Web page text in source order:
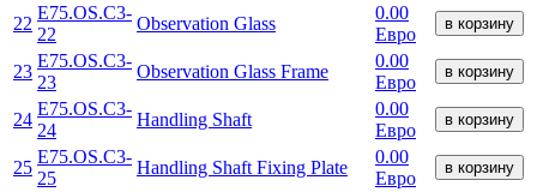
22
E75.OS.C3-
22
Observation Glass
0.00
Евро
в корзину
23
E75.OS.C3-
23
Observation Glass Frame
0.00
Евро
в корзину
24
E75.OS.C3-
24
Handling Shaft
0.00
Евро
в корзину
25
E75.OS.C3-
25
Handling Shaft Fixing Plate
0.00
Евро
в корзину